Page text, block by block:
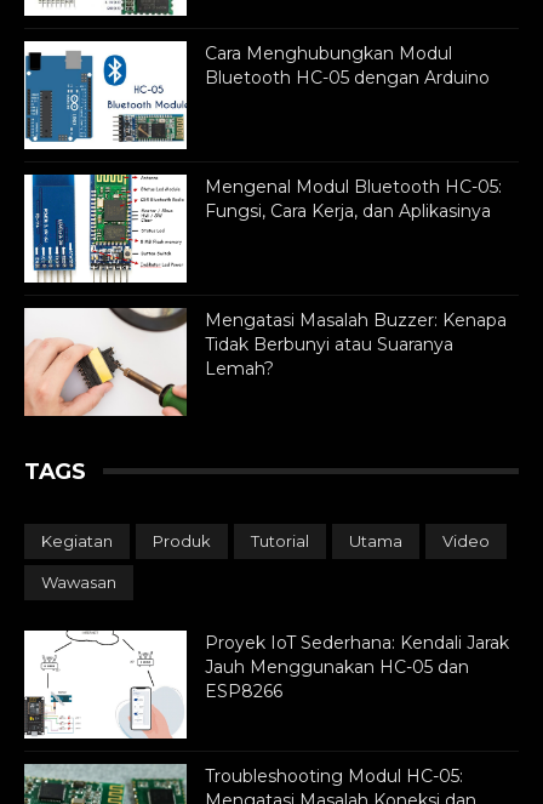
Cara Menghubungkan Modul
Bluetooth HC-05 dengan Arduino
Mengenal Modul Bluetooth HC-05:
Fungsi, Cara Kerja, dan Aplikasinya
Mengatasi Masalah Buzzer: Kenapa
Tidak Berbunyi atau Suaranya
Lemah?
TAGS
Kegiatan Produk Tutorial Utama Video
Wawasan
Proyek IoT Sederhana: Kendali Jarak
Jauh Menggunakan HC-05 dan
ESP8266
Troubleshooting Modul HC-05: